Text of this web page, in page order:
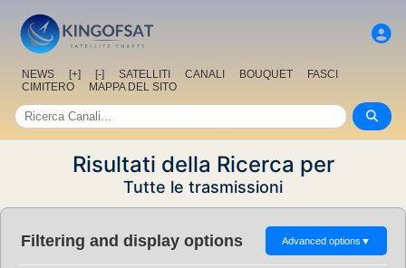
NEWS [+] [-] SATELLITI CANALI BOUQUET
FASCI
CIMITERO
MAPPA DEL SITO
Risultati della Ricerca per
Tutte le trasmissioni
Filtering and display options Advanced options ▼